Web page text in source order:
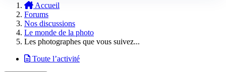
Accueil
Forums
Nos discussions
Le monde de la photo
Les photographes que vous suivez...
Toute l’activité